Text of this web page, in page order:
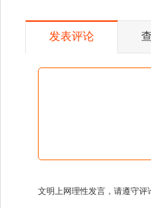
发表评论
文明上网理性发言，请遵守评